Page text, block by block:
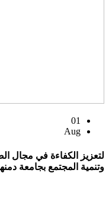
01
Aug
لتعزيز الكفاءة في مجال
وتنمية المجتمع بجامعة